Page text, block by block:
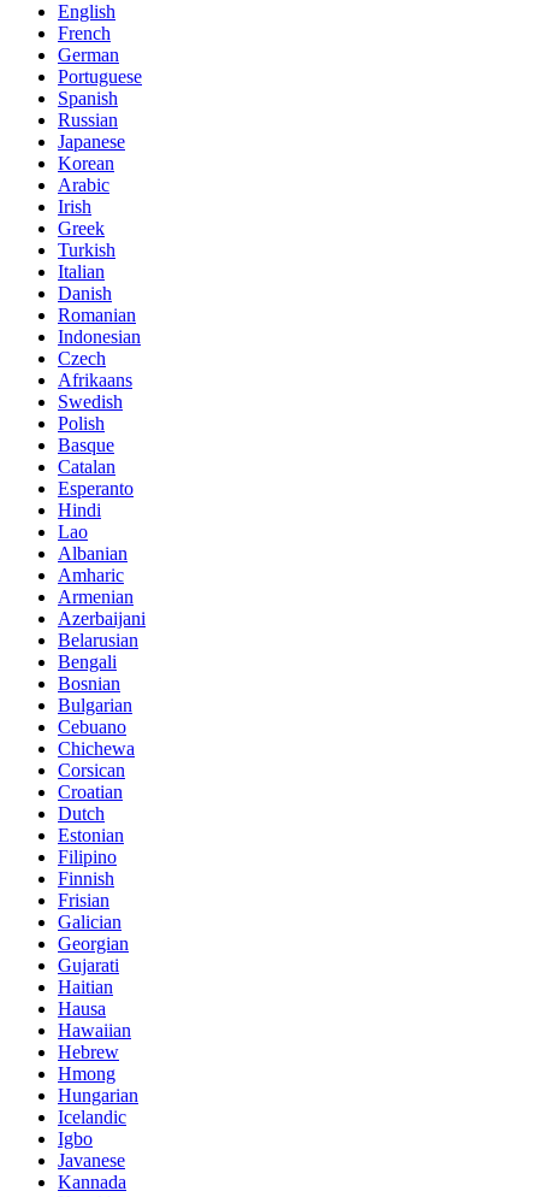
English
French
German
Portuguese
Spanish
Russian
Japanese
Korean
Arabic
Irish
Greek
Turkish
Italian
Danish
Romanian
Indonesian
Czech
Afrikaans
Swedish
Polish
Basque
Catalan
Esperanto
Hindi
Lao
Albanian
Amharic
Armenian
Azerbaijani
Belarusian
Bengali
Bosnian
Bulgarian
Cebuano
Chichewa
Corsican
Croatian
Dutch
Estonian
Filipino
Finnish
Frisian
Galician
Georgian
Gujarati
Haitian
Hausa
Hawaiian
Hebrew
Hmong
Hungarian
Icelandic
Igbo
Javanese
Kannada